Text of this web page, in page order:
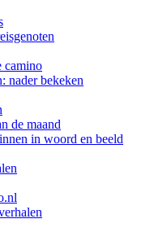
camino
nader bekeken
de maand
in woord en beeld